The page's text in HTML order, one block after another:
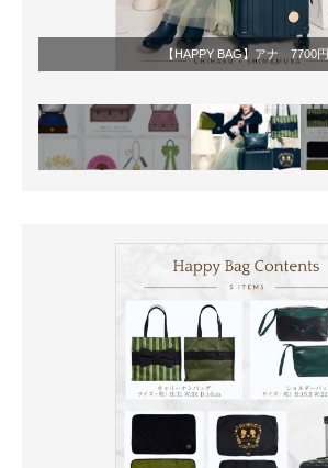
【HAPPY BAG】アナ 7700円